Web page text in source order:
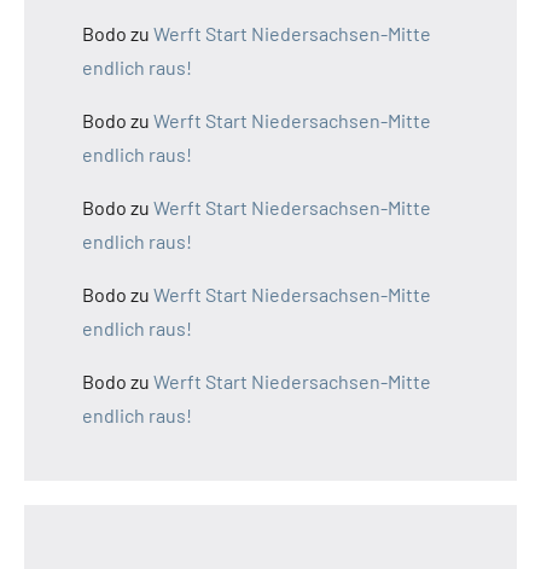
Bodo zu Werft Start Niedersachsen-Mitte
endlich raus!
Bodo zu Werft Start Niedersachsen-Mitte
endlich raus!
Bodo zu Werft Start Niedersachsen-Mitte
endlich raus!
Bodo zu Werft Start Niedersachsen-Mitte
endlich raus!
Bodo zu Werft Start Niedersachsen-Mitte
endlich raus!